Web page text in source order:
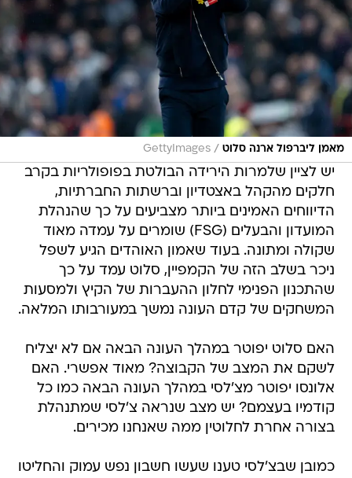
מאמן ליברפול ארנה סלוט /
GettyImages
יש לציין שלמרות הירידה הבולטת בפופולריות בקרב
חלקים מהקהל באצטדיון וברשתות החברתיות,
הדיווחים האמינים ביותר מצביעים על כך שהנהלת
המועדון והבעלים (FSG) שומרים על עמדה מאוד
שקולה ומתונה. בעוד שאמון האוהדים הגיע לשפל
ניכר בשלב הזה של הקמפיין, סלוט עמד על כך
שהתכנון הפנימי לחלון ההעברות של הקיץ ולמסעות
המשחקים של קדם העונה נמשך במעורבותו המלאה.
האם סלוט יפוטר במהלך העונה הבאה אם לא יצליח
לשקם את המצב של הקבוצה? מאוד אפשרי. האם
אלונסו יפוטר מצ'לסי במהלך העונה הבאה כמו כל
קודמיו בעצמם? יש מצב שנראה צ'לסי שמתנהלת
בצורה אחרת לחלוטין ממה שאנחנו מכירים.
כמובן שבצ'לסי טענו שעשו חשבון נפש עמוק והחליטו